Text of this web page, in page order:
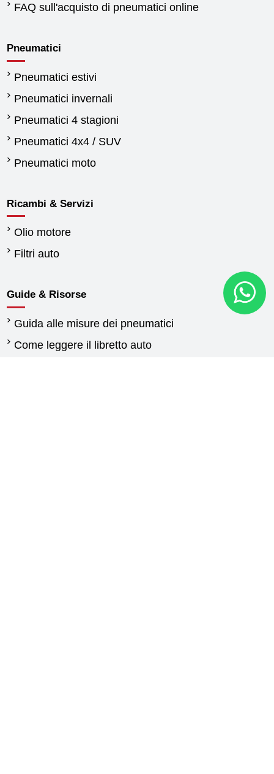
FAQ sull'acquisto di pneumatici online
Pneumatici
Pneumatici estivi
Pneumatici invernali
Pneumatici 4 stagioni
Pneumatici 4x4 / SUV
Pneumatici moto
Ricambi & Servizi
Olio motore
Filtri auto
Guide & Risorse
Guida alle misure dei pneumatici
Come leggere il libretto auto